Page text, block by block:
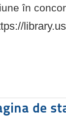
în
de